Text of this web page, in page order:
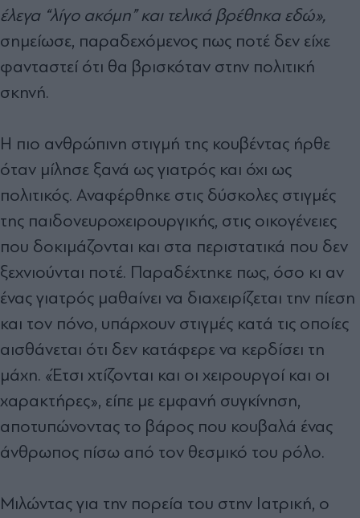
έλεγα “λίγο ακόμη” και τελικά βρέθηκα εδώ»,
σημείωσε, παραδεχόμενος πως ποτέ δεν είχε
φανταστεί ότι θα βρισκόταν στην πολιτική
σκηνή.
Η πιο ανθρώπινη στιγμή της κουβέντας ήρθε
όταν μίλησε ξανά ως γιατρός και όχι ως
πολιτικός. Αναφέρθηκε στις δύσκολες στιγμές
της παιδονευροχειρουργικής, στις οικογένειες
που δοκιμάζονται και στα περιστατικά που δεν
ξεχνιούνται ποτέ. Παραδέχτηκε πως, όσο κι αν
ένας γιατρός μαθαίνει να διαχειρίζεται την πίεση
και τον πόνο, υπάρχουν στιγμές κατά τις οποίες
αισθάνεται ότι δεν κατάφερε να κερδίσει τη
μάχη. «Έτσι χτίζονται και οι χειρουργοί και οι
χαρακτήρες», είπε με εμφανή συγκίνηση,
αποτυπώνοντας το βάρος που κουβαλά ένας
άνθρωπος πίσω από τον θεσμικό του ρόλο.
Μιλώντας για την πορεία του στην Ιατρική, ο